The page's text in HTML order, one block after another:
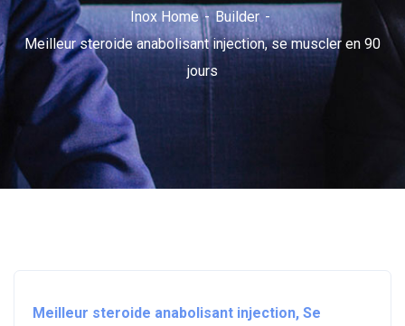
Inox Home
Builder
Meilleur steroide anabolisant injection, se muscler en 90
jours
Meilleur steroide anabolisant injection, Se